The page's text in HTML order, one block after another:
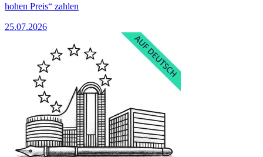
hohen Preis“ zahlen
25.07.2026